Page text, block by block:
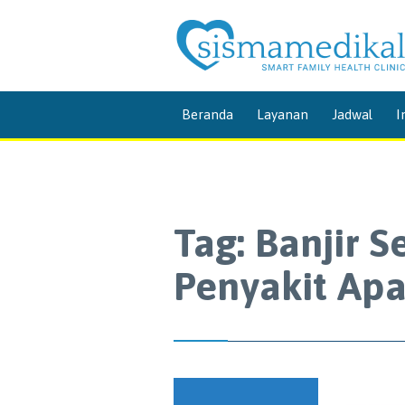
Beranda Layanan Jadwal
Tag: Banjir
Penyakit